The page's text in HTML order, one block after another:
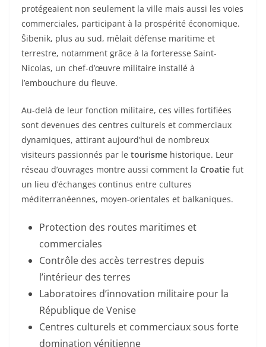
protégeaient non seulement la ville mais aussi les voies
commerciales, participant à la prospérité économique.
Šibenik, plus au sud, mêlait défense maritime et
terrestre, notamment grâce à la forteresse Saint-
Nicolas, un chef-d’œuvre militaire installé à
l’embouchure du fleuve.
Au-delà de leur fonction militaire, ces villes fortifiées
sont devenues des centres culturels et commerciaux
dynamiques, attirant aujourd’hui de nombreux
visiteurs passionnés par le tourisme historique. Leur
réseau d’ouvrages montre aussi comment la Croatie fut
un lieu d’échanges continus entre cultures
méditerranéennes, moyen-orientales et balkaniques.
Protection des routes maritimes et
commerciales
Contrôle des accès terrestres depuis
l’intérieur des terres
Laboratoires d’innovation militaire pour la
République de Venise
Centres culturels et commerciaux sous forte
domination vénitienne